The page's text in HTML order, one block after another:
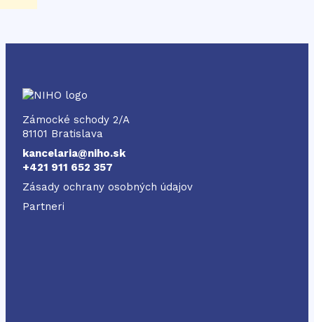
NIHO
Zámocké schody 2/A
81101 Bratislava
kancelaria@niho.sk
+421 911 652 357
Zásady ochrany osobných údajov
Partneri